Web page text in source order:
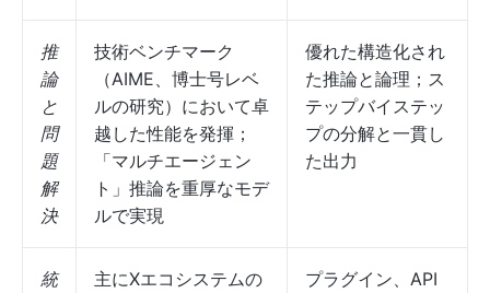
推
論
と
問
題
解
決
技術ベンチマーク
（AIME、博士号レベ
ルの研究）において卓
越した性能を発揮；
「マルチエージェン
ト」推論を重厚なモデ
ルで実現
優れた構造化され
た推論と論理；ス
テップバイステッ
プの分解と一貫し
た出力
統
主にXエコシステムの
プラグイン、API